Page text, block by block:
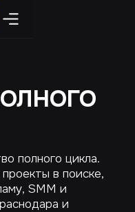
полного цикла.
в поиске,
SMM и
и